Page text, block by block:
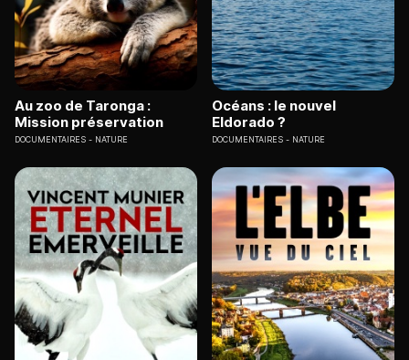
Au zoo de Taronga :
Mission préservation
DOCUMENTAIRES NATURE
Océans : le nouvel
Eldorado ?
DOCUMENTAIRES NATURE